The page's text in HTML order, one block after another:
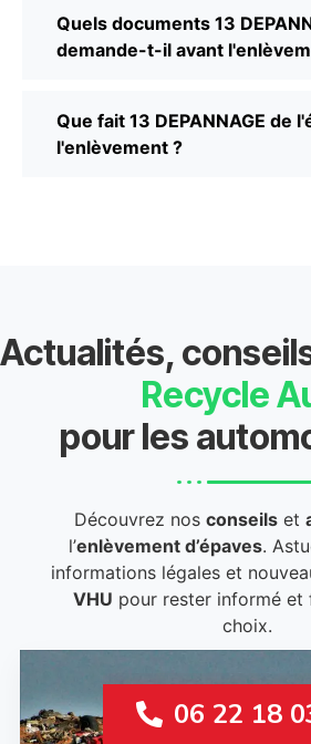
Quels documents 13
demande-t-il avant
Que fait 13 DEPANNAGE de
l'enlèvement ?
Actualités,
Recycle
pour les
Découvrez nosconseils et
l’enlèvement d’épaves.
informations légales et
VHU pour rester informé et
choix.
06 22 18